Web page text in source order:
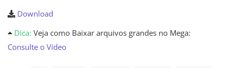
Download
Dica: Veja como Baixar arquivos grandes no Mega:
Consulte o Vídeo